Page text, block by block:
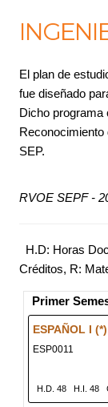
El plan de
fue diseñado
Dicho programa
Reconocimiento
SEP.
RVOE SEPF -
H.D: Horas
Créditos, R:
Primer
ESPAÑOL I (*)
ESP0011
H.D. 48 H.I. 48